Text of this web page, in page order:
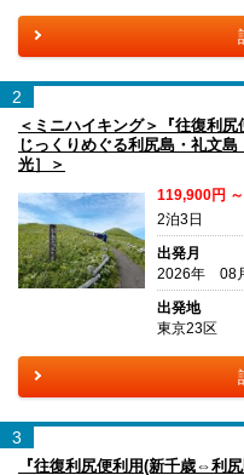
2
＜ミニハイキング＞『往復利
じっくりめぐる利尻島・礼文
光］＞
119,900円
2泊3日
出発月
2026年 08
出発地
東京23区
3
『往復利尻便利用(新千歳⇔利